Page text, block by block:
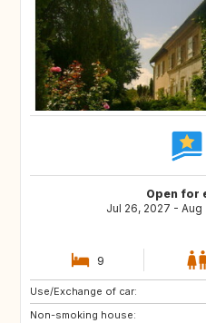
Open for
Jul 26, 2027 - Aug
9
Use/Exchange of car:
Non-smoking house:
IT
ES